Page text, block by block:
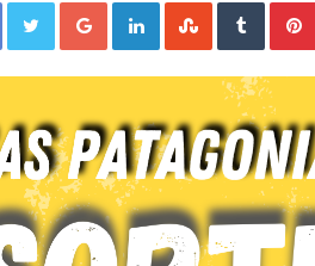
FacebookTwitterGoogle+LinkedInStumbleUpon
Tumblr